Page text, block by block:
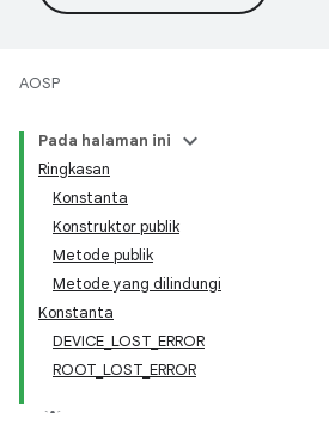
AOSP
Pada halaman ini
Ringkasan
Konstanta
Konstruktor publik
Metode publik
Metode yang dilindungi
Konstanta
DEVICE_LOST_ERROR
ROOT_LOST_ERROR